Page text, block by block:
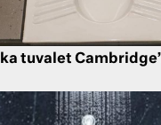
tuvalet Cambridge’i